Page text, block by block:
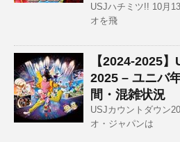
USJハチミツ!! 10月
オを飛
【2024-2025
2025 – ユニバ
間・混雑状況
USJカウントダウン
オ・ジャパンは